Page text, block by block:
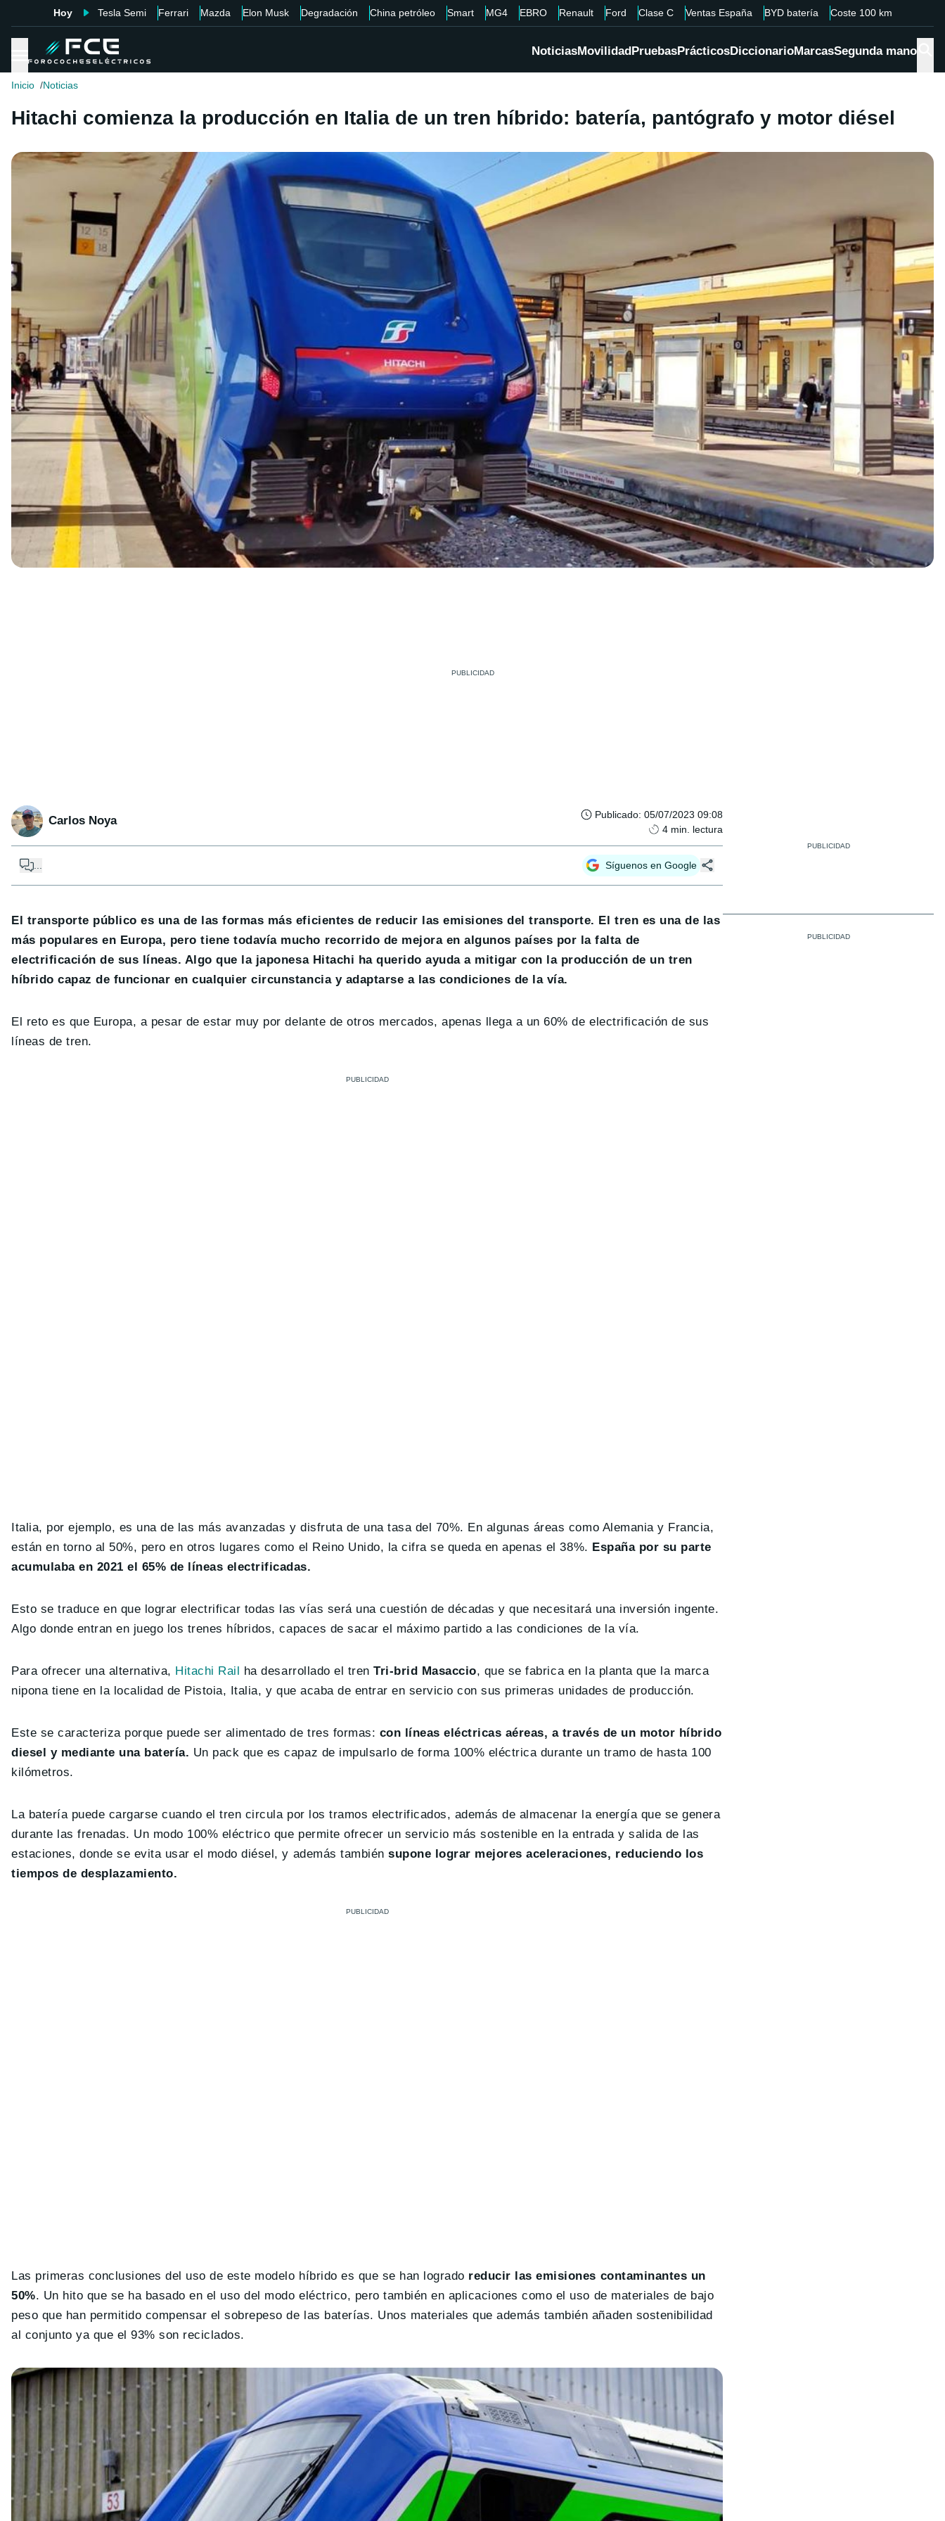
Hoy Tesla Semi Ferrari Mazda Elon Musk Degradación China petróleo Smart MG4 EBRO Renault Ford Clase C Ventas España BYD batería Coste 100 km
NoticiasMovilidadPruebasPrácticosDiccionarioMarcasSegunda mano
Inicio Noticias
Hitachi comienza la producción en Italia de un tren híbrido: batería, pantógrafo y motor diésel
Carlos Noya Publicado: 05/07/2023 09:08
4 min. lectura
Síguenos en Google
El transporte público es una de las formas más eficientes de reducir las emisiones del transporte. El tren es una de las
más populares en Europa, pero tiene todavía mucho recorrido de mejora en algunos países por la falta de
electrificación de sus líneas. Algo que la japonesa Hitachi ha querido ayuda a mitigar con la producción de un tren
híbrido capaz de funcionar en cualquier circunstancia y adaptarse a las condiciones de la vía.
El reto es que Europa, a pesar de estar muy por delante de otros mercados, apenas llega a un 60% de electrificación de sus
líneas de tren.
Italia, por ejemplo, es una de las más avanzadas y disfruta de una tasa del 70%. En algunas áreas como Alemania y Francia,
están en torno al 50%, pero en otros lugares como el Reino Unido, la cifra se queda en apenas el 38%. España por su parte
acumulaba en 2021 el 65% de líneas electrificadas.
Esto se traduce en que lograr electrificar todas las vías será una cuestión de décadas y que necesitará una inversión ingente.
Algo donde entran en juego los trenes híbridos, capaces de sacar el máximo partido a las condiciones de la vía.
Para ofrecer una alternativa, Hitachi Rail ha desarrollado el trenTri-brid Masaccio, que se fabrica en la planta que la marca
nipona tiene en la localidad de Pistoia, Italia, y que acaba de entrar en servicio con sus primeras unidades de producción.
Este se caracteriza porque puede ser alimentado de tres formas: con líneas eléctricas aéreas, a través de un motor híbrido
diesel y mediante una batería. Un pack que es capaz de impulsarlo de forma 100% eléctrica durante un tramo de hasta 100
kilómetros.
La batería puede cargarse cuando el tren circula por los tramos electrificados, además de almacenar la energía que se genera
durante las frenadas. Un modo 100% eléctrico que permite ofrecer un servicio más sostenible en la entrada y salida de las
estaciones, donde se evita usar el modo diésel, y además tambiénsupone lograr mejores aceleraciones, reduciendo los
tiempos de desplazamiento.
Las primeras conclusiones del uso de este modelo híbrido es que se han logrado reducir las emisiones contaminantes un
50%. Un hito que se ha basado en el uso del modo eléctrico, pero también en aplicaciones como el uso de materiales de bajo
peso que han permitido compensar el sobrepeso de las baterías. Unos materiales que además también añaden sostenibilidad
al conjunto ya que el 93% son reciclados.